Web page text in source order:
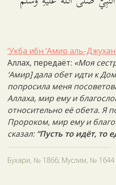
‘Укба ибн ‘Амир аль-
Аллах, передаёт: «Моя
‘Амир] дала обет идти к
попросила меня
Аллаха, мир ему и
относительно её обета. Я
Пророком, мир ему и
сказал: “Пусть то идёт, то
Бухари, № 1866; Муслим, № 1644